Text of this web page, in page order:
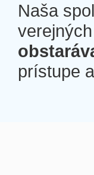
Naša
prístupe